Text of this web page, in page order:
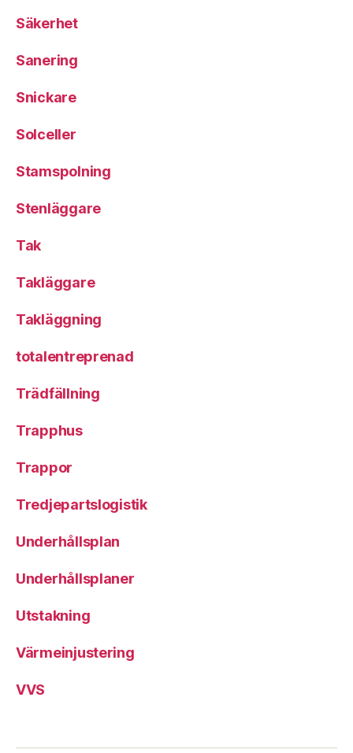
Säkerhet
Sanering
Snickare
Solceller
Stamspolning
Stenläggare
Tak
Takläggare
Takläggning
totalentreprenad
Trädfällning
Trapphus
Trappor
Tredjepartslogistik
Underhållsplan
Underhållsplaner
Utstakning
Värmeinjustering
VVS